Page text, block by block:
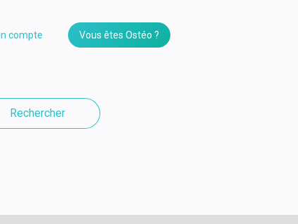
compte Vous êtes Ostéo ?
Rechercher